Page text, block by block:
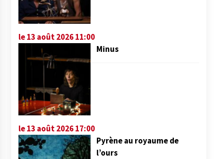
le 13 août 2026 11:00
Minus
le 13 août 2026 17:00
Pyrène au royaume de
l’ours